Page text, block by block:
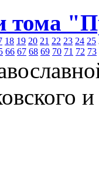
тома
18 19 20 21 22 23 24 25
66 67 68 69 70 71 72 73